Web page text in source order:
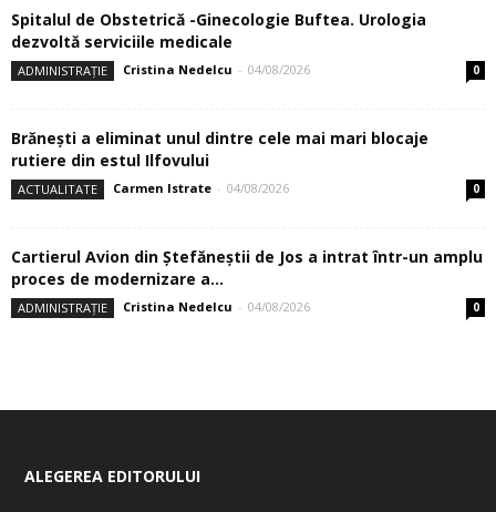
Spitalul de Obstetrică -Ginecologie Buftea. Urologia
dezvoltă serviciile medicale
ADMINISTRAȚIE Cristina Nedelcu - 04/08/2026 0
Brănești a eliminat unul dintre cele mai mari blocaje
rutiere din estul Ilfovului
ACTUALITATE Carmen Istrate - 04/08/2026 0
Cartierul Avion din Ştefăneştii de Jos a intrat într-un amplu
proces de modernizare a...
ADMINISTRAȚIE Cristina Nedelcu - 04/08/2026 0
ALEGEREA EDITORULUI